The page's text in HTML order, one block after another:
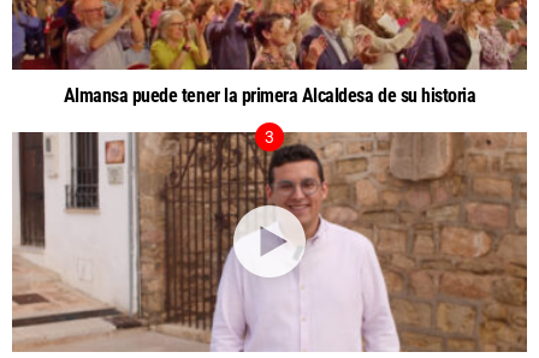
Almansa puede tener la primera Alcaldesa de su historia